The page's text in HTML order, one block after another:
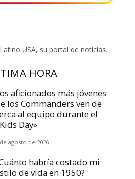
USA, su portal de noticias.
HORA
aficionados más jóvenes
los Commanders ven de
al equipo durante el
Day»
agosto de 2026
habría costado mi
de vida en 1950?